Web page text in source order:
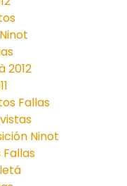
2012
Fallas
Ninot
Fallas